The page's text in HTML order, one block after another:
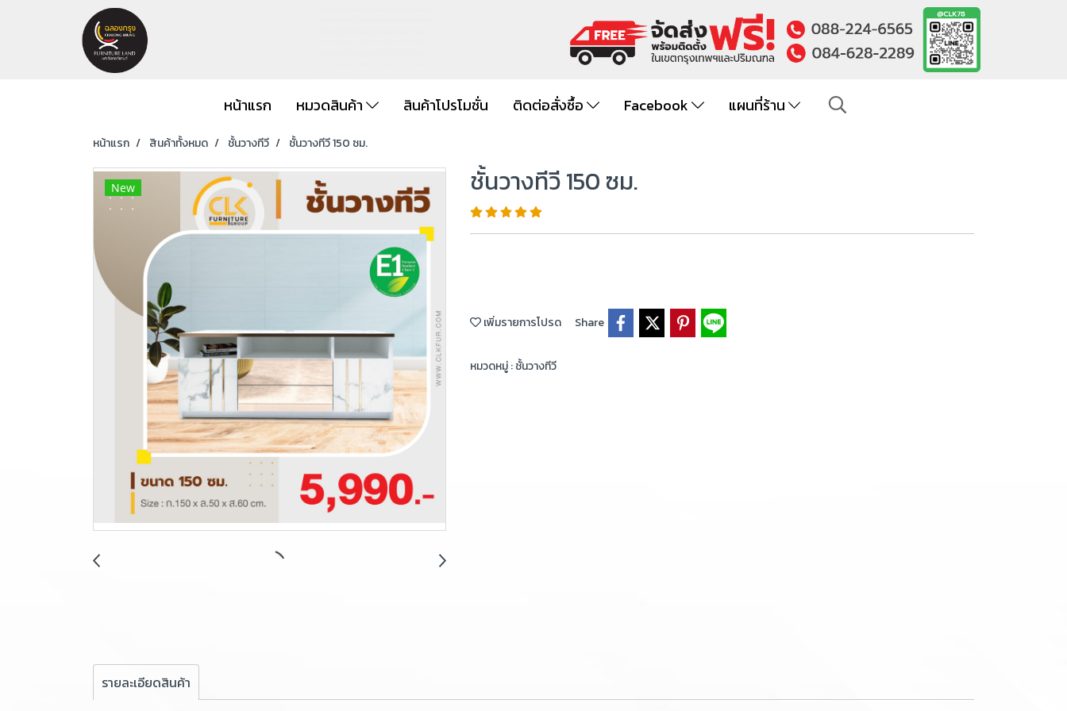
หน้าแรก หมวดสินค้า สินค้าโปรโมชั่น ติดต่อสั่งซื้อ Facebook แผนที่ร้าน
หน้าแรก สินค้าทั้งหมด ชั้นวางทีวี ชั้นวางทีวี 150 ซม.
New ชั้นวางทีวี 150 ซม.
เพิ่มรายการโปรด Share
หมวดหมู่ :ชั้นวางทีวี
รายละเอียดสินค้า